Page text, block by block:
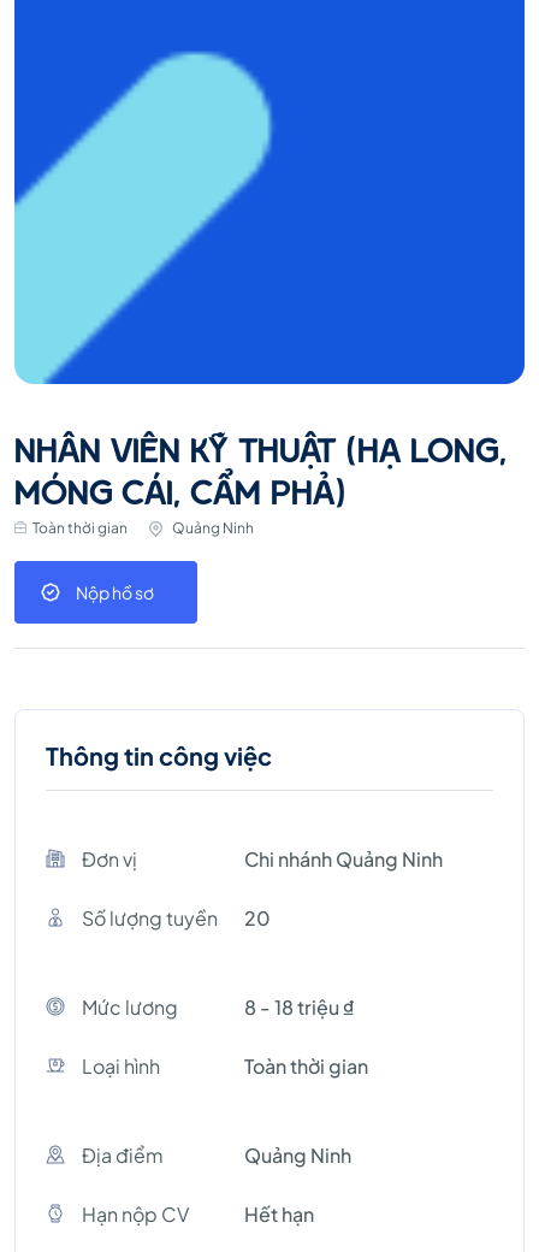
NHÂN VIÊN KỸ THUẬT (HẠ LONG,
MÓNG CÁI, CẨM PHẢ)
Toàn thời gian Quảng Ninh
Nộp hồ sơ
Thông tin công việc
Đơn vị Chi nhánh Quảng Ninh
Số lượng tuyền 20
Mức lương 8 - 18 triệu ₫
Loại hình Toàn thời gian
Địa điểm Quảng Ninh
Hạn nộp CV Hết hạn